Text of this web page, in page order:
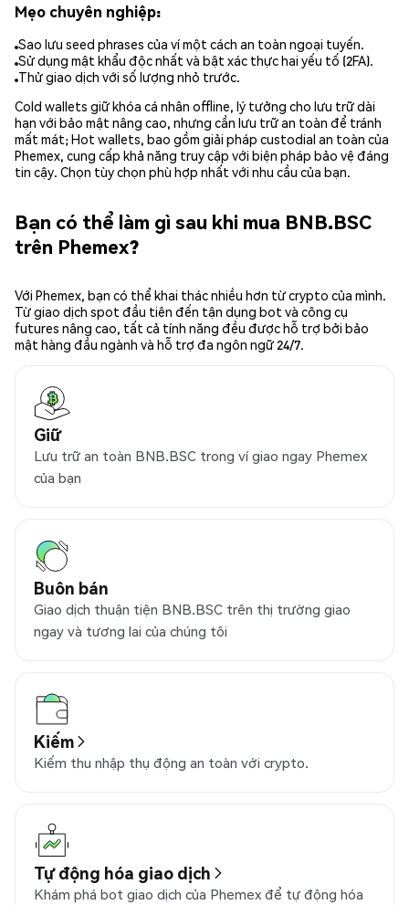
Mẹo chuyên nghiệp:
Sao lưu seed phrases của ví một cách an toàn ngoại tuyến.
Sử dụng mật khẩu độc nhất và bật xác thực hai yếu tố (2FA).
Thử giao dịch với số lượng nhỏ trước.
Cold wallets giữ khóa cá nhân offline, lý tưởng cho lưu trữ dài
hạn với bảo mật nâng cao, nhưng cần lưu trữ an toàn để tránh
mất mát; Hot wallets, bao gồm giải pháp custodial an toàn của
Phemex, cung cấp khả năng truy cập với biện pháp bảo vệ đáng
tin cậy. Chọn tùy chọn phù hợp nhất với nhu cầu của bạn.
Bạn có thể làm gì sau khi mua BNB.BSC
trên Phemex?
Với Phemex, bạn có thể khai thác nhiều hơn từ crypto của mình.
Từ giao dịch spot đầu tiên đến tận dụng bot và công cụ
futures nâng cao, tất cả tính năng đều được hỗ trợ bởi bảo
mật hàng đầu ngành và hỗ trợ đa ngôn ngữ 24/7.
Giữ
Lưu trữ an toàn BNB.BSC trong ví giao ngay Phemex
của bạn
Buôn bán
Giao dịch thuận tiện BNB.BSC trên thị trường giao
ngay và tương lai của chúng tôi
Kiếm
Kiếm thu nhập thụ động an toàn với crypto.
Tự động hóa giao dịch
Khám phá bot giao dịch của Phemex để tự động hóa